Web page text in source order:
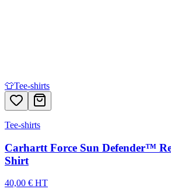
👕Tee-shirts
Tee-shirts
Carhartt Force Sun Defender™
Shirt
40,00 € HT